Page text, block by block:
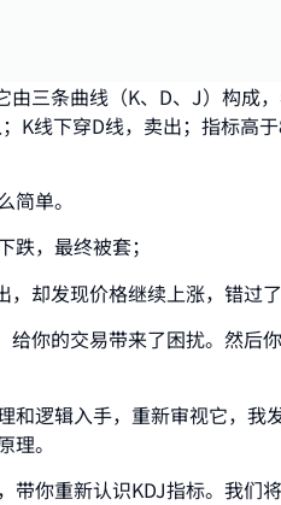
三条曲线（K、D、J）构成
K线下穿D线，卖出；指标高
单。
，最终被套；
却发现价格继续上涨，错过了
你的交易带来了困扰。然后
逻辑入手，重新审视它，我
。
你重新认识KDJ指标。我们